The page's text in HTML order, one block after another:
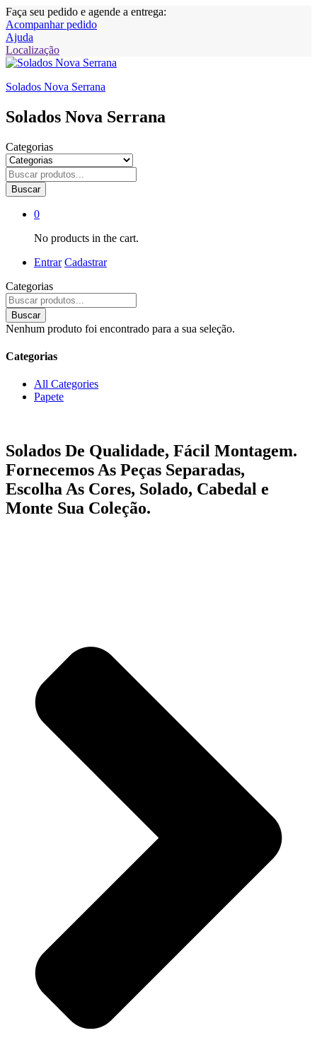
Faça seu pedido e agende a entrega:
Acompanhar pedido
Ajuda
Localização
Solados Nova Serrana
Solados Nova Serrana
Categorias
Buscar
0
No products in the cart.
Entrar Cadastrar
Categorias
Buscar
Nenhum produto foi encontrado para a sua seleção.
Categorias
All Categories
Papete
Solados De Qualidade, Fácil Montagem.
Fornecemos As Peças Separadas,
Escolha As Cores, Solado, Cabedal e
Monte Sua Coleção.